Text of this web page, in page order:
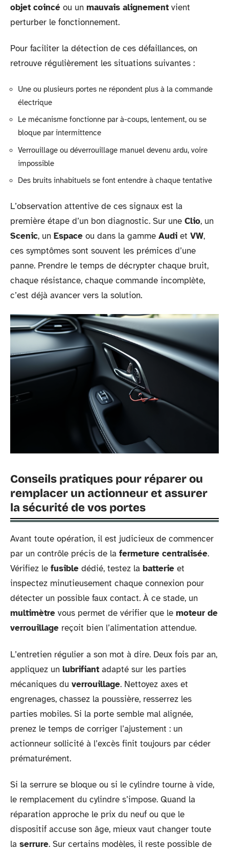
objet coincé ou un mauvais alignement vient
perturber le fonctionnement.
Pour faciliter la détection de ces défaillances, on
retrouve régulièrement les situations suivantes :
Une ou plusieurs portes ne répondent plus à la commande
électrique
Le mécanisme fonctionne par à-coups, lentement, ou se
bloque par intermittence
Verrouillage ou déverrouillage manuel devenu ardu, voire
impossible
Des bruits inhabituels se font entendre à chaque tentative
L’observation attentive de ces signaux est la
première étape d’un bon diagnostic. Sur une Clio, un
Scenic, un Espace ou dans la gamme Audi et VW,
ces symptômes sont souvent les prémices d’une
panne. Prendre le temps de décrypter chaque bruit,
chaque résistance, chaque commande incomplète,
c’est déjà avancer vers la solution.
Conseils pratiques pour réparer ou
remplacer un actionneur et assurer
la sécurité de vos portes
Avant toute opération, il est judicieux de commencer
par un contrôle précis de la fermeture centralisée.
Vérifiez le fusible dédié, testez la batterie et
inspectez minutieusement chaque connexion pour
détecter un possible faux contact. À ce stade, un
multimètre vous permet de vérifier que le moteur de
verrouillage reçoit bien l’alimentation attendue.
L’entretien régulier a son mot à dire. Deux fois par an,
appliquez un lubrifiant adapté sur les parties
mécaniques du verrouillage. Nettoyez axes et
engrenages, chassez la poussière, resserrez les
parties mobiles. Si la porte semble mal alignée,
prenez le temps de corriger l’ajustement : un
actionneur sollicité à l’excès finit toujours par céder
prématurément.
Si la serrure se bloque ou si le cylindre tourne à vide,
le remplacement du cylindre s’impose. Quand la
réparation approche le prix du neuf ou que le
dispositif accuse son âge, mieux vaut changer toute
la serrure. Sur certains modèles, il reste possible de